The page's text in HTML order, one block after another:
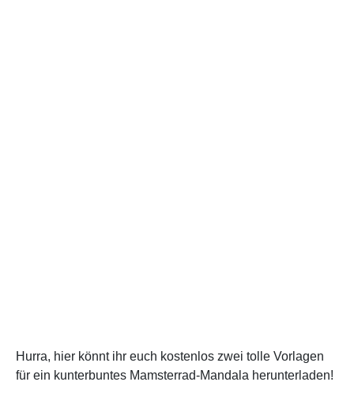
Hurra, hier könnt ihr euch kostenlos zwei tolle Vorlagen
für ein kunterbuntes Mamsterrad-Mandala herunterladen!